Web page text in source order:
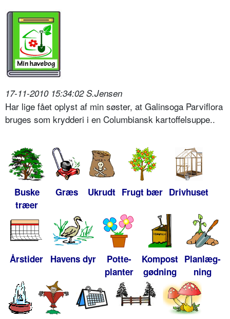
17-11-2010 15:34:02 S.Jensen
Har lige fået oplyst af min søster, at Galinsoga Parviflora
bruges som krydderi i en Columbiansk kartoffelsuppe..
Buske
træer
Græs Ukrudt Frugt bær Drivhuset
Årstider Havens dyr
Potte-
planter
Kompost
gødning
Planlæg-
ning